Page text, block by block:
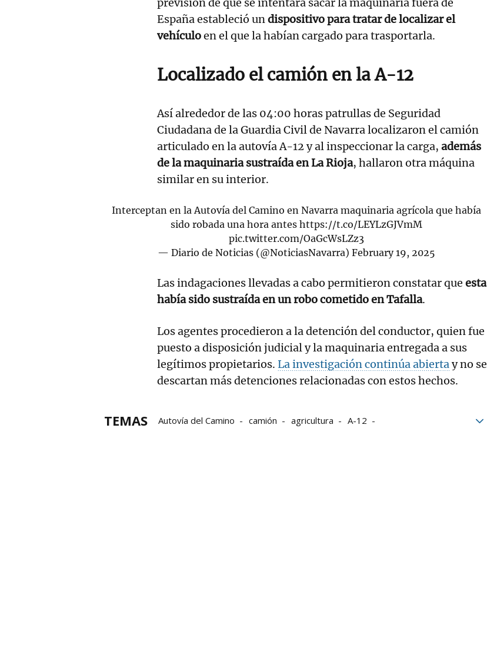
España estableció undispositivo para tratar de localizar el
vehículoen el que la habían cargado para trasportarla.
Localizado el camión en la A-12
Así alrededor de las 04:00 horas patrullas de Seguridad
Ciudadana de la Guardia Civil de Navarra localizaron el camión
articulado en la autovía A-12 y al inspeccionar la carga, además
de la maquinaria sustraída en La Rioja, hallaron otra máquina
similar en su interior.
Interceptan en la Autovía del Camino en Navarra maquinaria agrícola que había
sido robada una hora anteshttps://t.co/LEYLzGJVmM
pic.twitter.com/OaGcWsLZz3
— Diario de Noticias (@NoticiasNavarra)February 19, 2025
Las indagaciones llevadas a cabo permitieron constatar que esta
había sido sustraída en un robo cometido en Tafalla.
Los agentes procedieron a la detención del conductor, quien fue
puesto a disposición judicial y la maquinaria entregada a sus
legítimos propietarios. La investigación continúa abiertay no se
descartan más detenciones relacionadas con estos hechos.
TEMAS Autovía del Camino camión agricultura
A-12